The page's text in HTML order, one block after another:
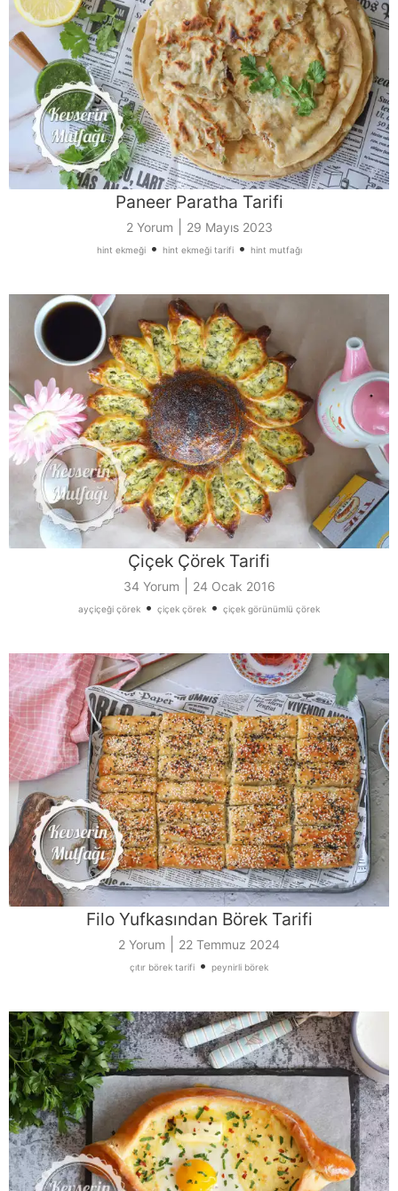
Paneer Paratha Tarifi
2 Yorum 29 Mayıs 2023
hint ekmeği• hint ekmeği tarifi• hint mutfağı
Çiçek Çörek Tarifi
34 Yorum 24 Ocak 2016
ayçiçeği çörek • çiçek çörek • çiçek görünümlü çörek
Filo Yufkasından Börek Tarifi
2 Yorum 22 Temmuz 2024
çıtır börek tarifi • peynirli börek